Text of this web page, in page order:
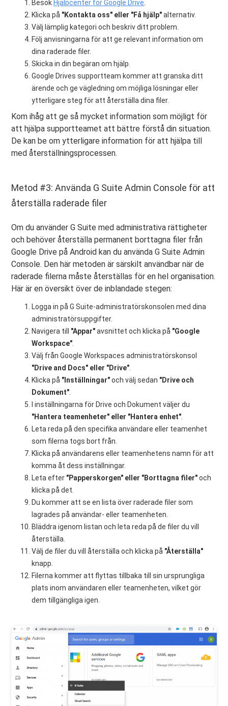
Besök Hjälpcenter för Google Drive
Klicka på "Kontakta oss" eller "Få hjälp"alternativ.
Välj lämplig kategori och beskriv ditt problem.
Följ anvisningarna för att ge relevant information om
dina raderade filer.
Skicka in din begäran om hjälp.
Google Drives supportteam kommer att granska ditt
ärende och ge vägledning om möjliga lösningar eller
ytterligare steg för att återställa dina filer.
Kom ihåg att ge så mycket information som möjligt för
att hjälpa supportteamet att bättre förstå din situation.
De kan be om ytterligare information för att hjälpa till
med återställningsprocessen.
Metod #3: Använda G Suite Admin Console för att
återställa raderade filer
Om du använder G Suite med administrativa rättigheter
och behöver återställa permanent borttagna filer från
Google Drive på Android kan du använda G Suite Admin
Console. Den här metoden är särskilt användbar när de
raderade filerna måste återställas för en hel organisation.
Här är en översikt över de inblandade stegen:
Logga in på G Suite-administratörskonsolen med dina
administratörsuppgifter.
Navigera till "Appar"avsnittet och klicka på "Google
Workspace"
Välj från Google Workspaces administratörskonsol
"Drive and Docs" eller "Drive"
Klicka på "Inställningar"och välj sedan "Drive och
Dokument"
I inställningarna för Drive och Dokument väljer du
"Hantera teamenheter" eller "Hantera enhet"
Leta reda på den specifika användare eller teamenhet
som filerna togs bort från.
Klicka på användarens eller teamenhetens namn för att
komma åt dess inställningar.
Leta efter "Papperskorgen" eller "Borttagna filer"och
klicka på det.
Du kommer att se en lista över raderade filer som
lagrades på användar- eller teamenheten.
Bläddra igenom listan och leta reda på de filer du vill
återställa.
Välj de filer du vill återställa och klicka på "Återställa"
knapp.
Filerna kommer att flyttas tillbaka till sin ursprungliga
plats inom användaren eller teamenheten, vilket gör
dem tillgängliga igen.